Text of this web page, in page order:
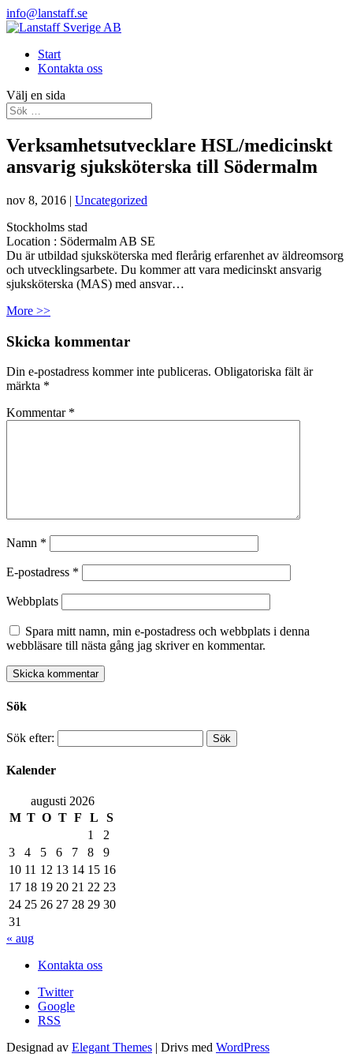
info@lanstaff.se
Start
Kontakta oss
Välj en sida
Verksamhetsutvecklare HSL/medicinskt
ansvarig sjuksköterska till Södermalm
nov 8, 2016 | Uncategorized
Stockholms stad
Location : Södermalm AB SE
Du är utbildad sjuksköterska med flerårig erfarenhet av äldreomsorg
och utvecklingsarbete. Du kommer att vara medicinskt ansvarig
sjuksköterska (MAS) med ansvar…
More >>
Skicka kommentar
Din e-postadress kommer inte publiceras. Obligatoriska fält är
märkta *
Kommentar *
Namn *
E-postadress *
Webbplats
Spara mitt namn, min e-postadress och webbplats i denna
webbläsare till nästa gång jag skriver en kommentar.
Sök
Sök efter:
Kalender
augusti 2026
M T O T F L
S
1
2
3
4 5 6 7 8
9
10 11 12 13 14 15 16
17 18 19 20 21 22 23
24 25 26 27 28 29 30
31
« aug
Kontakta oss
Twitter
Google
RSS
Designad av Elegant Themes | Drivs med WordPress